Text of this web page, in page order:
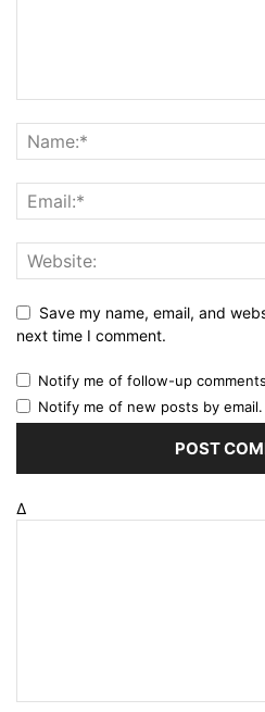
Save my name, email, and
next time I comment.
Notify me of follow-up
Notify me of new posts by email.
Δ